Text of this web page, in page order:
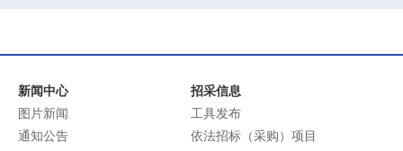
新闻中心
图片新闻
通知公告
招采信息
工具发布
依法招标（采购）项目